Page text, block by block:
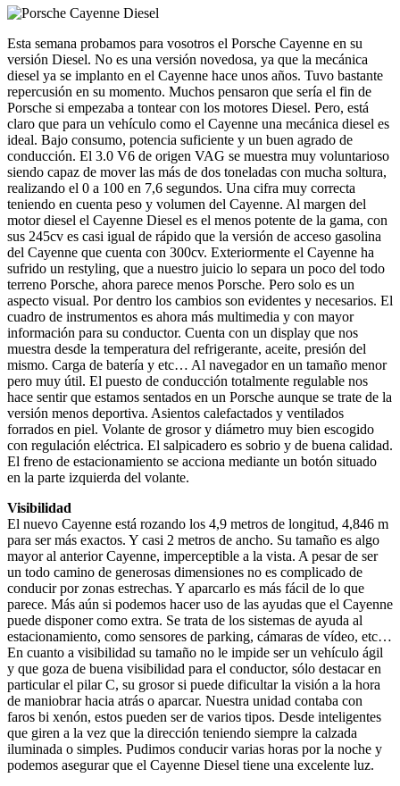
Esta semana probamos para vosotros el Porsche Cayenne en su
versión Diesel. No es una versión novedosa, ya que la mecánica
diesel ya se implanto en el Cayenne hace unos años. Tuvo bastante
repercusión en su momento. Muchos pensaron que sería el fin de
Porsche si empezaba a tontear con los motores Diesel. Pero, está
claro que para un vehículo como el Cayenne una mecánica diesel es
ideal. Bajo consumo, potencia suficiente y un buen agrado de
conducción. El 3.0 V6 de origen VAG se muestra muy voluntarioso
siendo capaz de mover las más de dos toneladas con mucha soltura,
realizando el 0 a 100 en 7,6 segundos. Una cifra muy correcta
teniendo en cuenta peso y volumen del Cayenne. Al margen del
motor diesel el Cayenne Diesel es el menos potente de la gama, con
sus 245cv es casi igual de rápido que la versión de acceso gasolina
del Cayenne que cuenta con 300cv. Exteriormente el Cayenne ha
sufrido un restyling, que a nuestro juicio lo separa un poco del todo
terreno Porsche, ahora parece menos Porsche. Pero solo es un
aspecto visual. Por dentro los cambios son evidentes y necesarios. El
cuadro de instrumentos es ahora más multimedia y con mayor
información para su conductor. Cuenta con un display que nos
muestra desde la temperatura del refrigerante, aceite, presión del
mismo. Carga de batería y etc… Al navegador en un tamaño menor
pero muy útil. El puesto de conducción totalmente regulable nos
hace sentir que estamos sentados en un Porsche aunque se trate de la
versión menos deportiva. Asientos calefactados y ventilados
forrados en piel. Volante de grosor y diámetro muy bien escogido
con regulación eléctrica. El salpicadero es sobrio y de buena calidad.
El freno de estacionamiento se acciona mediante un botón situado
en la parte izquierda del volante.
Visibilidad
El nuevo Cayenne está rozando los 4,9 metros de longitud, 4,846 m
para ser más exactos. Y casi 2 metros de ancho. Su tamaño es algo
mayor al anterior Cayenne, imperceptible a la vista. A pesar de ser
un todo camino de generosas dimensiones no es complicado de
conducir por zonas estrechas. Y aparcarlo es más fácil de lo que
parece. Más aún si podemos hacer uso de las ayudas que el Cayenne
puede disponer como extra. Se trata de los sistemas de ayuda al
estacionamiento, como sensores de parking, cámaras de vídeo, etc…
En cuanto a visibilidad su tamaño no le impide ser un vehículo ágil
y que goza de buena visibilidad para el conductor, sólo destacar en
particular el pilar C, su grosor si puede dificultar la visión a la hora
de maniobrar hacia atrás o aparcar. Nuestra unidad contaba con
faros bi xenón, estos pueden ser de varios tipos. Desde inteligentes
que giren a la vez que la dirección teniendo siempre la calzada
iluminada o simples. Pudimos conducir varias horas por la noche y
podemos asegurar que el Cayenne Diesel tiene una excelente luz.